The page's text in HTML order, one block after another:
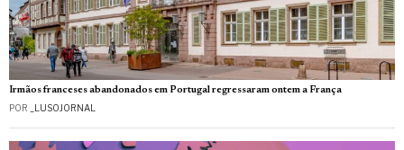
Irmãos franceses abandonados em Portugal regressaram ontem a França
POR _LUSOJORNAL